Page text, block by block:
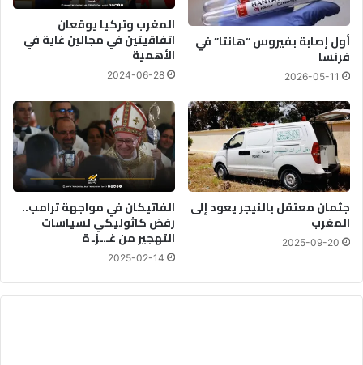
أول إصابة بفيروس “هانتا” في
فرنسا
2026-05-11
المغرب وتركيا يوقعان
اتفاقيتين في مجالين غاية في
الأهمية
2024-06-28
جثمان معتقل بالنيجر يعود إلى
المغرب
2025-09-20
الفاتيكان في مواجهة ترامب..
رفض كاثوليكي لسياسات
التهجير من غـ.ـزـ ة
2025-02-14